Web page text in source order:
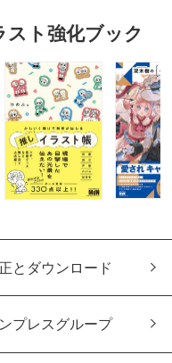
スト強化ブック
とダウンロード
プレスグループ